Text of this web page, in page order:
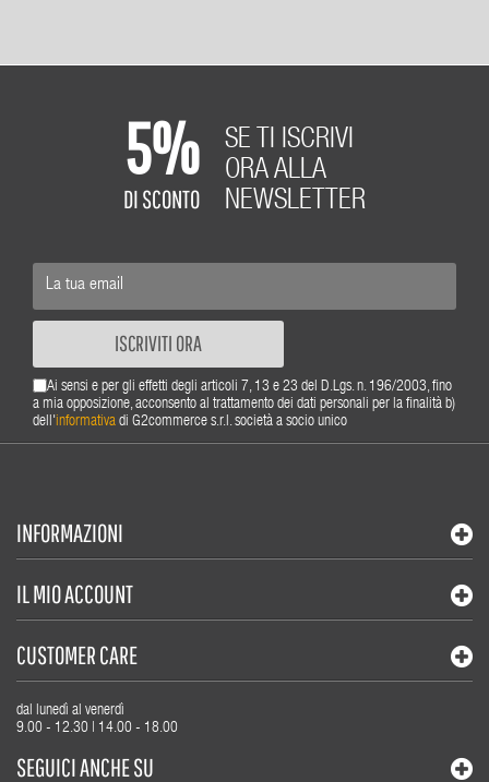
5%
DI SCONTO
SE TI ISCRIVI
ORA ALLA
NEWSLETTER
ISCRIVITI ORA
Ai sensi e per gli effetti degli articoli 7, 13 e 23 del D.Lgs. n. 196/2003, fino
a mia opposizione, acconsento al trattamento dei dati personali per la finalità b)
dell'informativa di G2commerce s.r.l. società a socio unico
INFORMAZIONI
IL MIO ACCOUNT
CUSTOMER CARE
dal lunedì al venerdì
9.00 - 12.30 | 14.00 - 18.00
SEGUICI ANCHE SU